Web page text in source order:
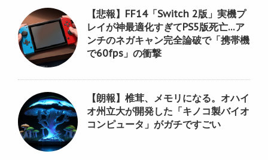
【悲報】FF14「Switch 2版」実機プ
レイが神最適化すぎてPS5版死亡…ア
ンチのネガキャン完全論破で「携帯機
で60fps」の衝撃
【朗報】椎茸、メモリになる。オハイ
オ州立大が開発した「キノコ製バイオ
コンピュータ」がガチですごい